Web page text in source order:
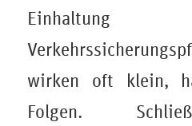
wirken oft klein,
Folgen.